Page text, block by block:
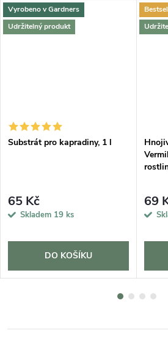
Vyrobeno v Gardners
Udržitelný produkt
Substrát pro kapradiny, 1 l
65 Kč
Skladem 19 ks
DO KOŠÍKU
69